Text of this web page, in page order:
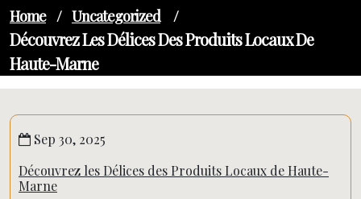
Home / Uncategorized /
Découvrez Les Délices Des Produits Locaux De
Haute-Marne
Sep 30, 2025
Découvrez les Délices des Produits Locaux de Haute-
Marne